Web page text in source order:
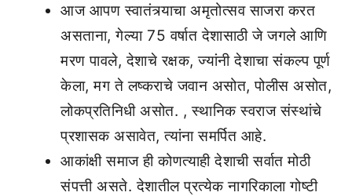
आज आपण स्वातंत्र्याचा अमृतोत्सव साजरा करत
असताना, गेल्या 75 वर्षात देशासाठी जे जगले आणि
मरण पावले, देशाचे रक्षक, ज्यांनी देशाचा संकल्प पूर्ण
केला, मग ते लष्कराचे जवान असोत, पोलीस असोत,
लोकप्रतिनिधी असोत. , स्थानिक स्वराज संस्थांचे
प्रशासक असावेत, त्यांना समर्पित आहे.
आकांक्षी समाज ही कोणत्याही देशाची सर्वात मोठी
संपत्ती असते. देशातील प्रत्येक नागरिकाला गोष्टी